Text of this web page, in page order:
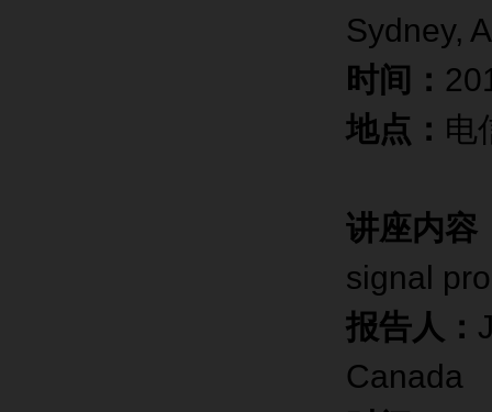
Sydney,
时间：
地点： 电
讲座内容
signal
报告人：
Canada